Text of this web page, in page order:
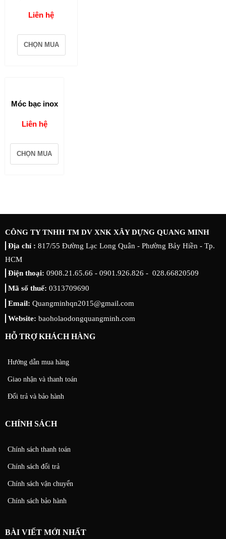
Liên hệ
CHỌN MUA
Móc bạc inox
Liên hệ
CHỌN MUA
CÔNG TY TNHH TM DV XNK XÂY DỰNG QUANG MINH
Địa chỉ : 817/55 Đường Lạc Long Quân - Phường Bảy Hiền - Tp.
HCM
Điện thoại: 0908.21.65.66 - 0901.926.826 - 028.66820509
Mã số thuế: 0313709690
Email: Quangminhqn2015@gmail.com
Website: baoholaodongquangminh.com
HỖ TRỢ KHÁCH HÀNG
Hướng dẫn mua hàng
Giao nhận và thanh toán
Đổi trả và bảo hành
CHÍNH SÁCH
Chính sách thanh toán
Chính sách đổi trả
Chính sách vận chuyển
Chính sách bảo hành
BÀI VIẾT MỚI NHẤT